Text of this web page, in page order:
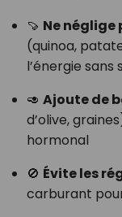
🍠 Ne néglige
(quinoa,
l’énergie sans
🥑 Ajoute de
d’olive,
hormonal
🚫 Évite les
carburant